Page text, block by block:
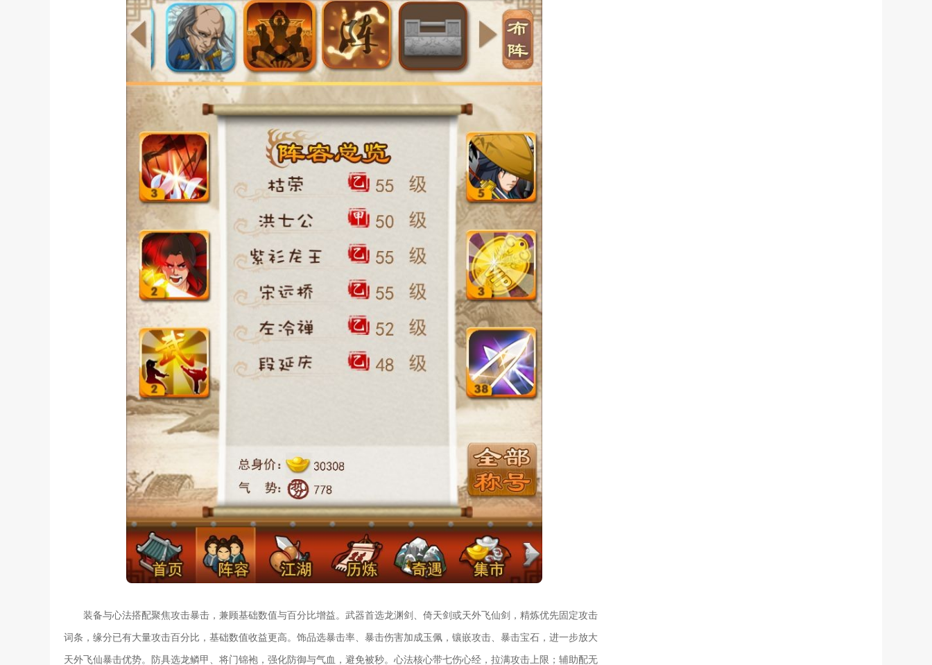
装备与心法搭配聚焦攻击暴击，兼顾基础数值与百分比增益。武器首选龙渊剑、倚天剑或天外飞仙剑，精炼优先固定攻击
词条，缘分已有大量攻击百分比，基础数值收益更高。饰品选暴击率、暴击伤害加成玉佩，镶嵌攻击、暴击宝石，进一步放大
天外飞仙暴击优势。防具选龙鳞甲、将门锦袍，强化防御与气血，避免被秒。心法核心带七伤心经，拉满攻击上限；辅助配无